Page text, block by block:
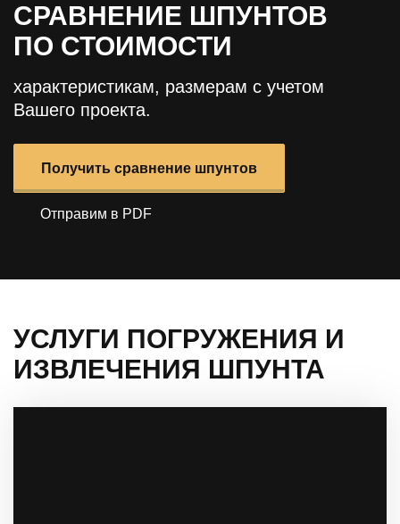
СРАВНЕНИЕ ШПУНТОВ
ПО СТОИМОСТИ
характеристикам, размерам с учетом
Вашего проекта.
Получить сравнение шпунтов
Отправим в PDF
УСЛУГИ ПОГРУЖЕНИЯ И
ИЗВЛЕЧЕНИЯ ШПУНТА